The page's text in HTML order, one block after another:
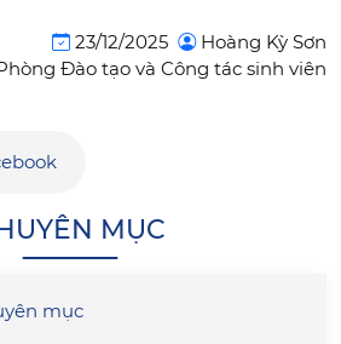
23/12/2025
Hoàng Kỳ Sơn
Đào tạo và Công tác sinh viên
MỤC
mục